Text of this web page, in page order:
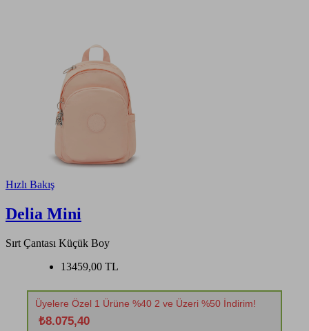
Hızlı Bakış
Delia Mini
Sırt Çantası Küçük Boy
13459,00 TL
Üyelere Özel 1 Ürüne %40 2 ve Üzeri %50 İndirim!
₺8.075,40